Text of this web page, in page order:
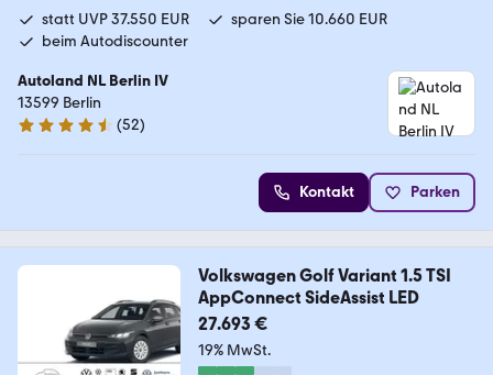
statt UVP 37.550 EUR
sparen Sie 10.660 EUR
beim Autodiscounter
Autoland NL Berlin IV
13599 Berlin
4.4 Sterne
(52)
Kontakt Parken
Volkswagen Golf Variant 1.5 TSI
AppConnect SideAssist LED
27.693 €
19% MwSt.